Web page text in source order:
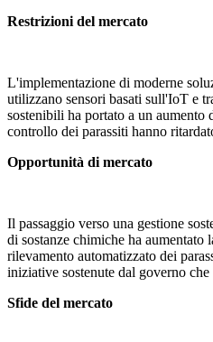
Restrizioni del mercato
L'implementazione di moderne
utilizzano sensori basati sull'IoT e
sostenibili ha portato a un
controllo dei parassiti hanno
Opportunità di mercato
Il passaggio verso una gestione
di sostanze chimiche ha
rilevamento automatizzato dei
iniziative sostenute dal governo
Sfide del mercato